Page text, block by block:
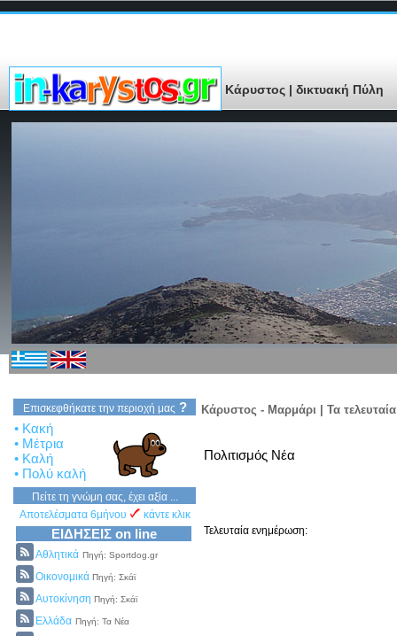
Κάρυστος | δικτυακή Πύλη
Επισκεφθήκατε την περιοχή μας ?
• Κακή
• Μέτρια
• Καλή
• Πολύ καλή
Πείτε τη γνώμη σας, έχει αξία ...
Αποτελέσματα 6μήνου
κάντε κλικ
ΕΙΔΗΣΕΙΣ on line
Αθλητικά Πηγή: Sportdog.gr
Οικονομικά Πηγή: Σκάϊ
Αυτοκίνηση Πηγή: Σκάϊ
Ελλάδα Πηγή: Τα Νέα
Κάρυστος - Μαρμάρι | Τα
Πολιτισμός Νέα
Τελευταία ενημέρωση: